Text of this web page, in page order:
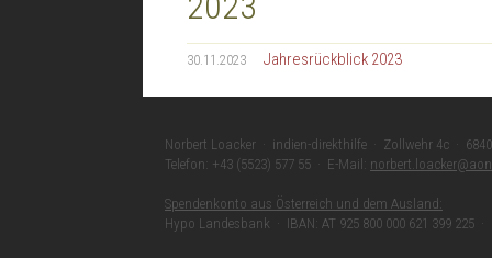
30.11.2023 Jahresrückblick 2023
Norbert Loacker · indien-direkthilfe · Zollwehr 4c ·
Telefon: +43 (5523) 577 55 · E-Mail:
Spendenkonto aus Österreich und dem Ausland:
Hypo Landesbank · IBAN: AT 925 800 000 621 399 225 ·